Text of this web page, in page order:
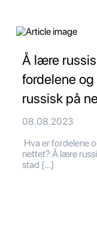
Å lære
fordelene
russisk på
08.08.2023
Hva er fordelene
nettet? Å lære
stad […]